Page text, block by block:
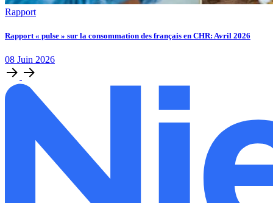
Rapport
Rapport « pulse » sur la consommation des français en CHR: Avril 2026
08 Juin 2026